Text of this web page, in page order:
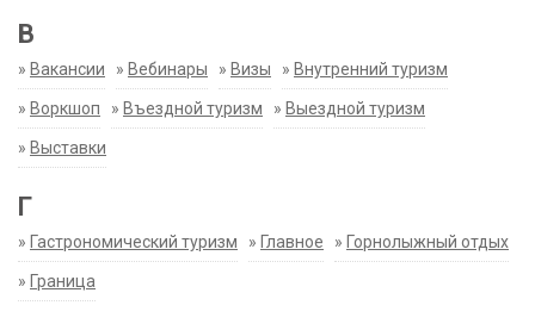
В
» Вакансии » Вебинары » Визы » Внутренний туризм
» Воркшоп » Въездной туризм » Выездной туризм
» Выставки
Г
» Гастрономический туризм » Главное » Горнолыжный отдых
» Граница